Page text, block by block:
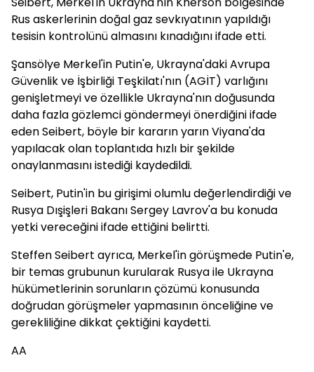
Rus askerlerinin doğal gaz sevkıyatının yapıldığı
tesisin kontrolünü almasını kınadığını ifade etti.
Şansölye Merkel'in Putin'e, Ukrayna'daki Avrupa
Güvenlik ve İşbirliği Teşkilatı'nın (AGİT) varlığını
genişletmeyi ve özellikle Ukrayna'nın doğusunda
daha fazla gözlemci göndermeyi önerdiğini ifade
eden Seibert, böyle bir kararın yarın Viyana'da
yapılacak olan toplantıda hızlı bir şekilde
onaylanmasını istediği kaydedildi.
Seibert, Putin'in bu girişimi olumlu değerlendirdiği ve
Rusya Dışişleri Bakanı Sergey Lavrov'a bu konuda
yetki vereceğini ifade ettiğini belirtti.
Steffen Seibert ayrıca, Merkel'in görüşmede Putin'e,
bir temas grubunun kurularak Rusya ile Ukrayna
hükümetlerinin sorunların çözümü konusunda
doğrudan görüşmeler yapmasının önceliğine ve
gerekliliğine dikkat çektiğini kaydetti.
AA